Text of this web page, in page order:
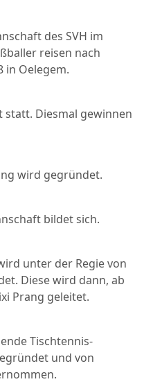
des SVH im
reisen nach
in Oelegem.
statt. Diesmal gewinnen
wird gegründet.
bildet sich.
unter der Regie von
Diese wird dann, ab
Prang geleitet.
Tischtennis-
und von